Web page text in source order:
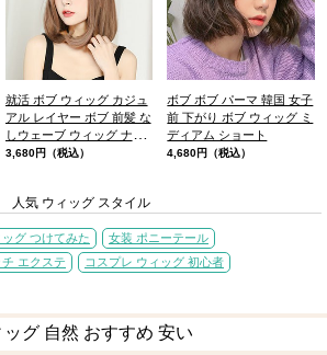
就活 ボブ ウィッグ カジュ
アル レイヤー ボブ 前髪 な
しウェーブ ウィッグ ナチ
ュラルバング
3,680円（税込）
ボブ ボブ パーマ 韓国 女子
前 下がり ボブ ウィッグ ミ
ディアム ショート
4,680円（税込）
人気 ウィッグ スタイル
グ つけてみた
女装 ポニーテール
エクステ
コスプレ ウィッグ 初心者
ッグ 自然 おすすめ 安い